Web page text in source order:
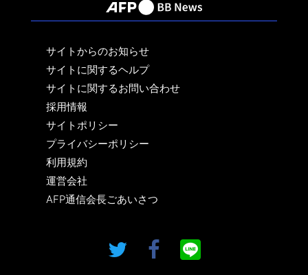
サイトからのお知らせ
サイトに関するヘルプ
サイトに関するお問い合わせ
採用情報
サイトポリシー
プライバシーポリシー
利用規約
運営会社
AFP通信会長ごあいさつ